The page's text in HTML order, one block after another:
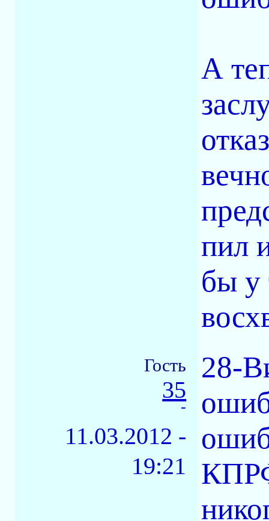
А
пил
бы у
Гость
35
-
11.03.2012 -
19:21
28-